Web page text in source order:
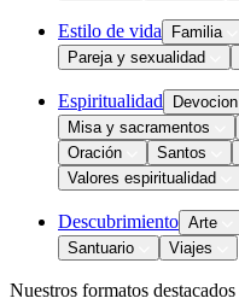
Estilo de vida Familia
Pareja y sexualidad
Espiritualidad Devocion
Misa y sacramentos
Oración
Santos
Valores espiritualidad
Descubrimiento Arte
Santuario
Viajes
Nuestros formatos destacados